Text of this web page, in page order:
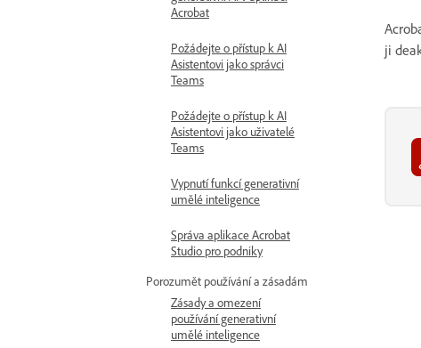
Acrobat
Požádejte o přístup k AI
Asistentovi jako správci
Teams
Požádejte o přístup k AI
Asistentovi jako uživatelé
Teams
Vypnutí funkcí generativní
umělé inteligence
Správa aplikace Acrobat
Studio pro podniky
Porozumět používání a zásadám
Zásady a omezení
používání generativní
umělé inteligence
ji